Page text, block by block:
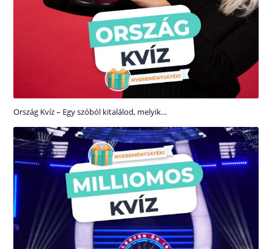
Ország Kvíz – Egy szóból kitalálod, melyik…